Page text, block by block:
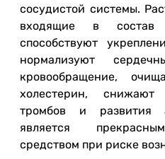
сосудистой системы.
входящие в
способствуют
нормализуют
кровообращение,
холестерин, снижают
тромбов и развития
является
средством при риске